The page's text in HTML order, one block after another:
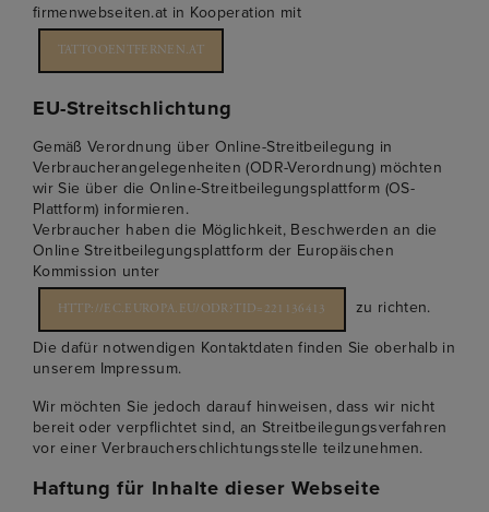
firmenwebseiten.at in Kooperation mit
TATTOOENTFERNEN.AT
EU-Streitschlichtung
Gemäß Verordnung über Online-Streitbeilegung in
Verbraucherangelegenheiten (ODR-Verordnung) möchten
wir Sie über die Online-Streitbeilegungsplattform (OS-
Plattform) informieren.
Verbraucher haben die Möglichkeit, Beschwerden an die
Online Streitbeilegungsplattform der Europäischen
Kommission unter
HTTP://EC.EUROPA.EU/ODR?TID=221136413
zu richten.
Die dafür notwendigen Kontaktdaten finden Sie oberhalb in
unserem Impressum.
Wir möchten Sie jedoch darauf hinweisen, dass wir nicht
bereit oder verpflichtet sind, an Streitbeilegungsverfahren
vor einer Verbraucherschlichtungsstelle teilzunehmen.
Haftung für Inhalte dieser Webseite